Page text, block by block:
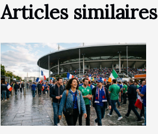
Articles similaires